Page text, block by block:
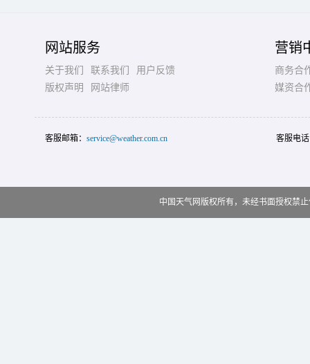
网站服务
关于我们 联系我们
用户反馈
版权声明
网站律师
营销
商务合
媒资合
客服邮箱： service@weather.com.cn 客服电
中国天气网版权所有，未经书面授权